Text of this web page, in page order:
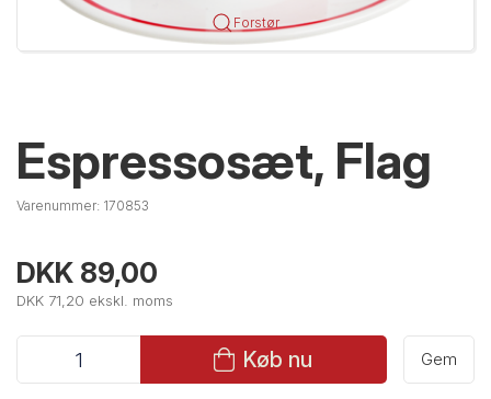
Forstør
Espressosæt, Flag
Varenummer: 170853
DKK 89,00
DKK 71,20 ekskl. moms
Køb nu Gem